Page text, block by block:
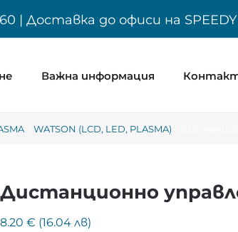
| Доставка до офиси на
Важна информация
WATSON (LCD, LED, PLASMA)
Дистанционно
8.20 € (16.04 лв)